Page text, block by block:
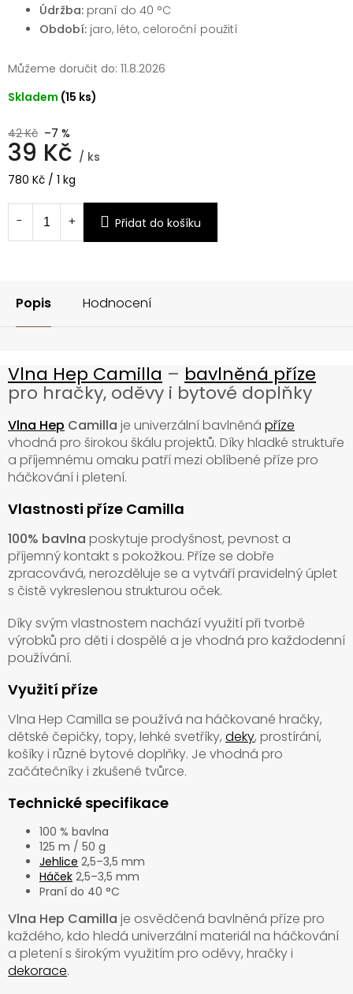
42 Kč –7 %
39 Kč / ks
Měrná
780 Kč / 1 kg
Skladem (15 ks)
Můžeme doručit do: 11.8.2026
Přidat do košíku
Údržba: praní do 40 °C
Období: jaro, léto, celoroční použití
Popis Hodnocení
Vlna Hep Camilla – bavlněná příze
pro hračky, oděvy i bytové doplňky
Vlna Hep Camilla je univerzální bavlněná příze
vhodná pro širokou škálu projektů. Díky hladké struktuře
a příjemnému omaku patří mezi oblíbené příze pro
háčkování i pletení.
Vlastnosti příze Camilla
100% bavlna poskytuje prodyšnost, pevnost a
příjemný kontakt s pokožkou. Příze se dobře
zpracovává, nerozděluje se a vytváří pravidelný úplet
s čistě vykreslenou strukturou oček.
Díky svým vlastnostem nachází využití při tvorbě
výrobků pro děti i dospělé a je vhodná pro každodenní
používání.
Využití příze
Vlna Hep Camilla se používá na háčkované hračky,
dětské čepičky, topy, lehké svetříky, deky, prostírání,
košíky i různé bytové doplňky. Je vhodná pro
začátečníky i zkušené tvůrce.
Technické specifikace
100 % bavlna
125 m / 50 g
Jehlice 2,5–3,5 mm
Háček 2,5–3,5 mm
Praní do 40 °C
Vlna Hep Camilla je osvědčená bavlněná příze pro
každého, kdo hledá univerzální materiál na háčkování
a pletení s širokým využitím pro oděvy, hračky i
dekorace.